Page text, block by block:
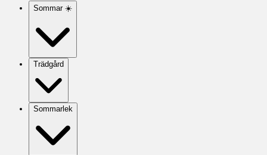
Sommar ☀️
Trädgård
Sommarlek